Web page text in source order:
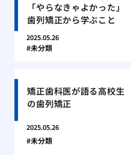
「やらなきゃよかった」
歯列矯正から学ぶこと
2025.05.26
未分類
矯正歯科医が語る高校生
の歯列矯正
2025.05.26
未分類